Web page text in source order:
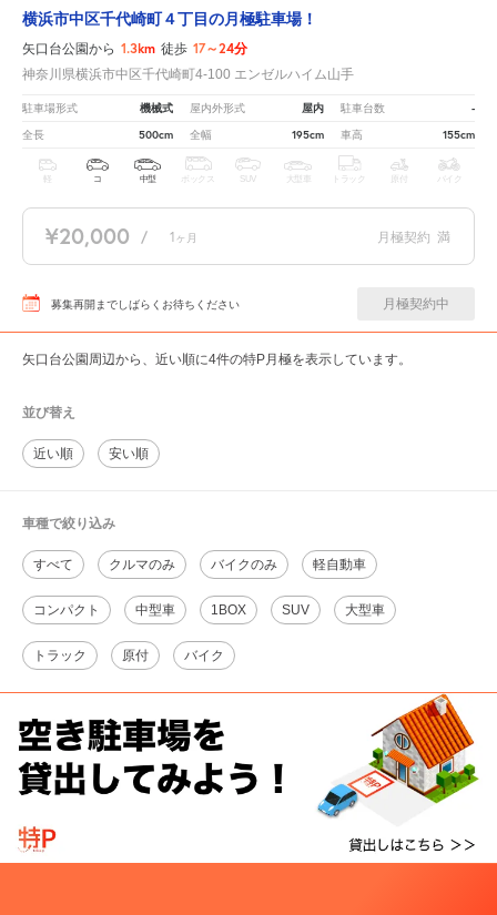
横浜市中区千代崎町４丁目の月極駐車場！
矢口台公園から 1.3km 徒歩 17～24分
神奈川県横浜市中区千代崎町4-100 エンゼルハイム山手
駐車場形式 機械式 屋内外形式 屋内 駐車台数 -
全長 500cm 全幅 195cm 車高 155cm
軽 コ 中型 ボックス SUV 大型車 トラック 原付 バイク
¥20,000 / 1 ヶ月 月極契約 満
募集再開までしばらくお待ちください 月極契約中
矢口台公園周辺から、近い順に4件の特P月極を表示しています。
並び替え
近い順 安い順
車種で絞り込み
すべて クルマのみ バイクのみ 軽自動車
コンパクト 中型車 1BOX SUV 大型車
トラック 原付 バイク